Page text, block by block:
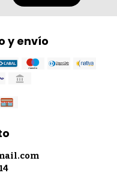
y envío